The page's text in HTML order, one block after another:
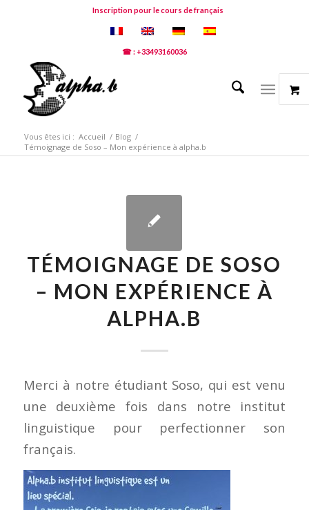
Inscription pour le cours de français
☎ : +33493160036
Vous êtes ici : Accueil / Blog /
Témoignage de Soso – Mon expérience à alpha.b
TÉMOIGNAGE DE SOSO
– MON EXPÉRIENCE À
ALPHA.B
Merci à notre étudiant Soso, qui est venu
une deuxième fois dans notre institut
linguistique pour perfectionner son
français.